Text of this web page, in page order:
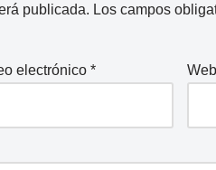
publicada. Los campos
electrónico* Web